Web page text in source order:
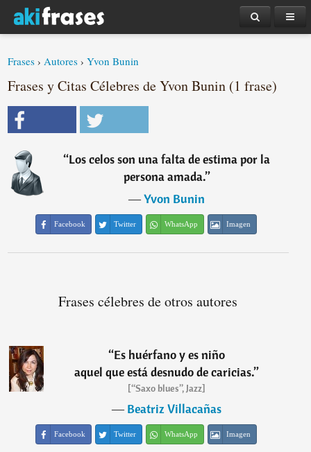
Frases ›Autores ›Yvon Bunin
Frases y Citas Célebres de Yvon Bunin (1 frase)
“Los celos son una falta de estima por la
persona amada.”
―Yvon Bunin
Facebook Twitter WhatsApp Imagen
Frases célebres de otros autores
“Es huérfano y es niño
aquel que está desnudo de caricias.”
[“Saxo blues”, Jazz]
―Beatriz Villacañas
Facebook Twitter WhatsApp Imagen